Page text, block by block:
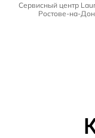
Сервисный центр
Ростове-на-